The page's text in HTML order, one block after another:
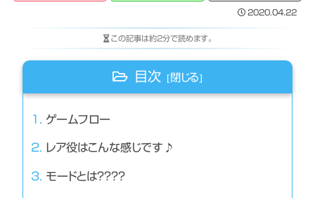
2020.04.22
この記事は約2分で読めます。
目次
ゲームフロー
レア役はこんな感じです♪
モードとは？？？？